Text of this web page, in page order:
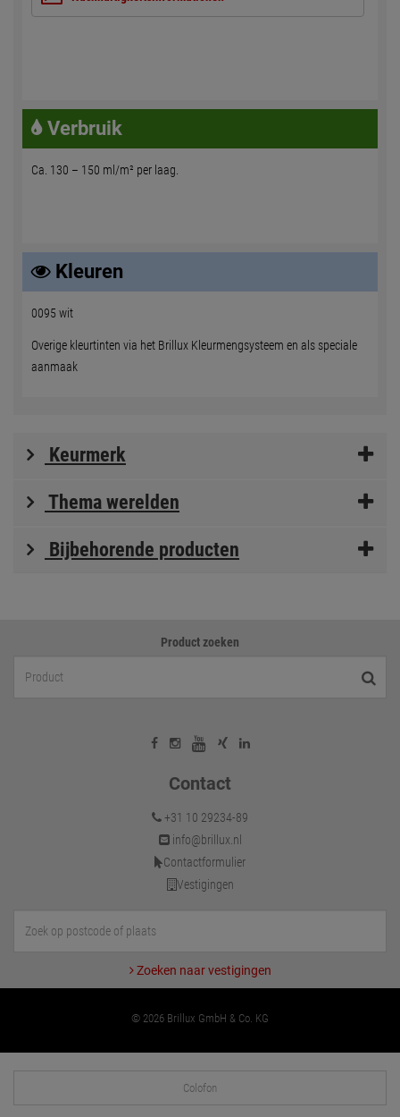
Verbruik
Ca. 130 – 150 ml/m² per laag.
Kleuren
0095 wit
Overige kleurtinten via het Brillux Kleurmengsysteem en als speciale
aanmaak
Keurmerk
Thema werelden
Bijbehorende producten
Product zoeken
Contact
+31 10 29234-89
info@brillux.nl
Contactformulier
Vestigingen
Zoeken naar vestigingen
© 2026 Brillux GmbH & Co. KG
Colofon